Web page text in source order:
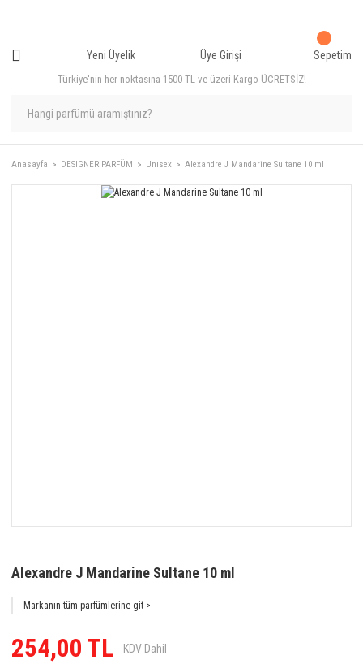
Türkiye'nin her noktasına 1500 TL ve üzeri Kargo ÜCRETSİZ!
Yeni Üyelik Üye Girişi Sepetim
Anasayfa DESIGNER PARFÜM Unısex Alexandre J Mandarine Sultane 10 ml
Alexandre J Mandarine Sultane 10 ml
Markanın tüm parfümlerine git >
254,00 TL KDV Dahil